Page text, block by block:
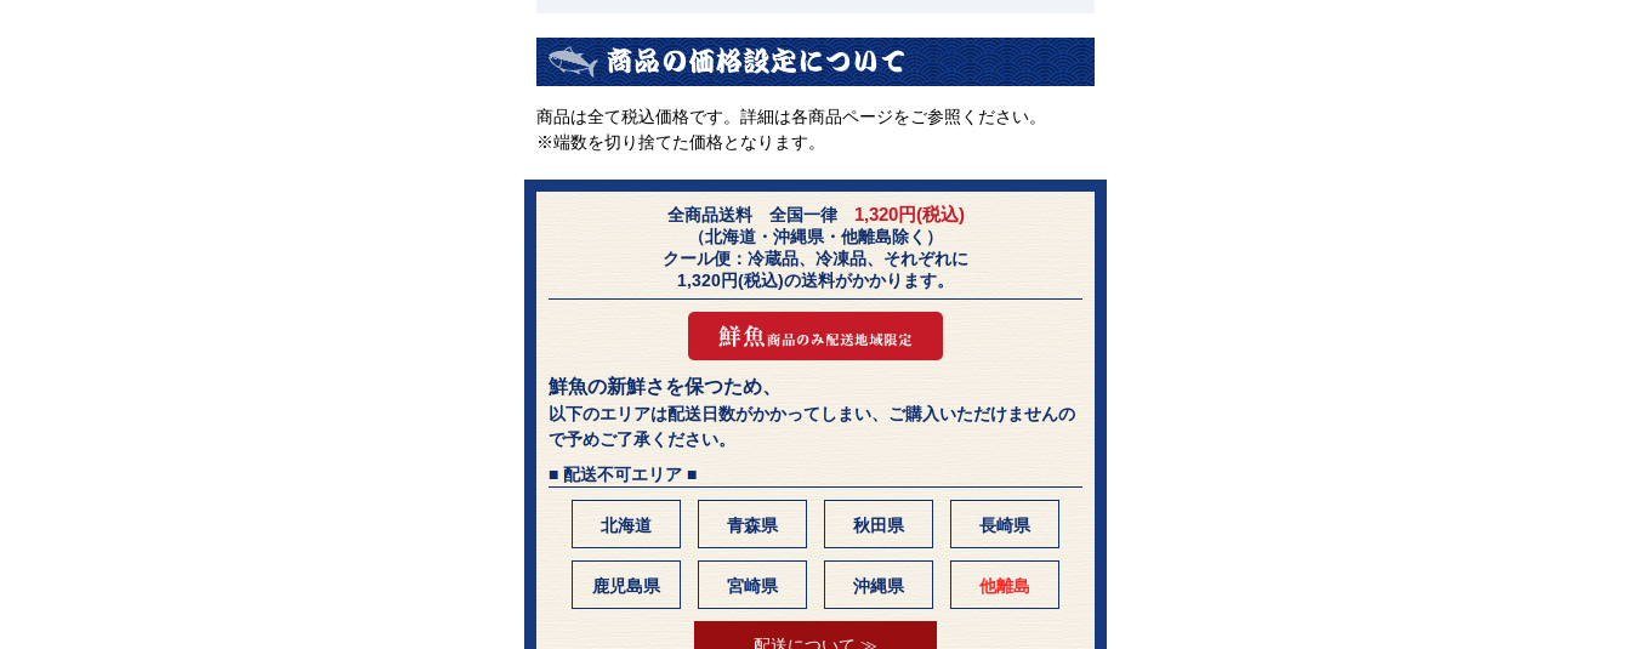
商品は全て税込価格です。詳細は各商品ページをご参照ください。
※端数を切り捨てた価格となります。
全商品送料 全国一律 1,320円(税込)
（北海道・沖縄県・他離島除く）
クール便：冷蔵品、冷凍品、それぞれに
1,320円(税込)の送料がかかります。
鮮魚の新鮮さを保つため、
以下のエリアは配送日数がかかってしまい、ご購入いただけませんの
で予めご了承ください。
■ 配送不可エリア ■
北海道 青森県 秋田県 長崎県
鹿児島県 宮崎県 沖縄県 他離島